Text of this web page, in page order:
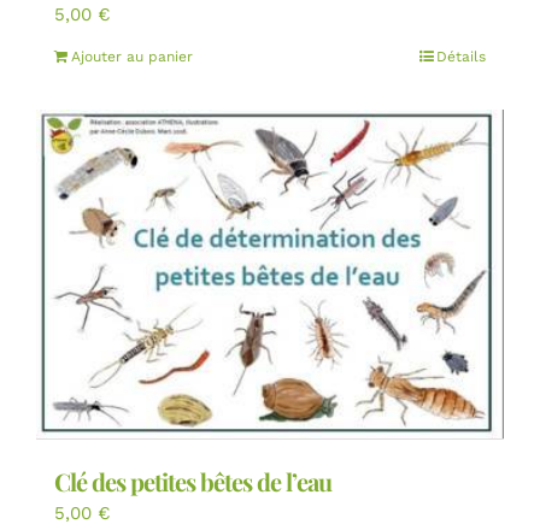
5,00 €
Ajouter au panier Détails
Clé des petites bêtes de l’eau
5,00 €